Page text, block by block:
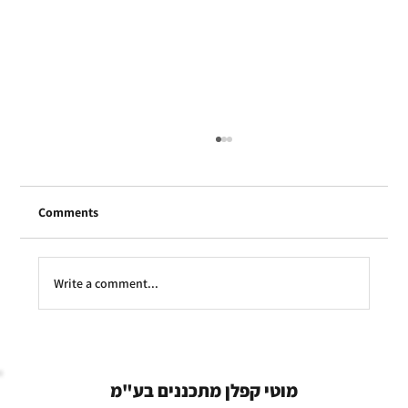
עיון בתמ"א אחת
Comments
Write a comment...
מוטי קפלן מתכננים בע"מ